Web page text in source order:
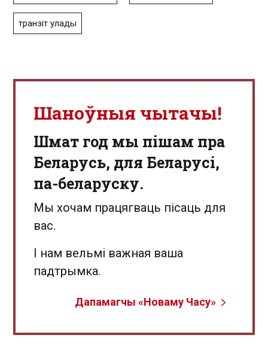
транзіт улады
Шаноўныя чытачы!
Шмат год мы пішам пра
Беларусь, для Беларусі,
па-беларуску.
Мы хочам працягваць пісаць для
вас.
І нам вельмі важная ваша
падтрымка.
Дапамагчы «Новаму Часу»